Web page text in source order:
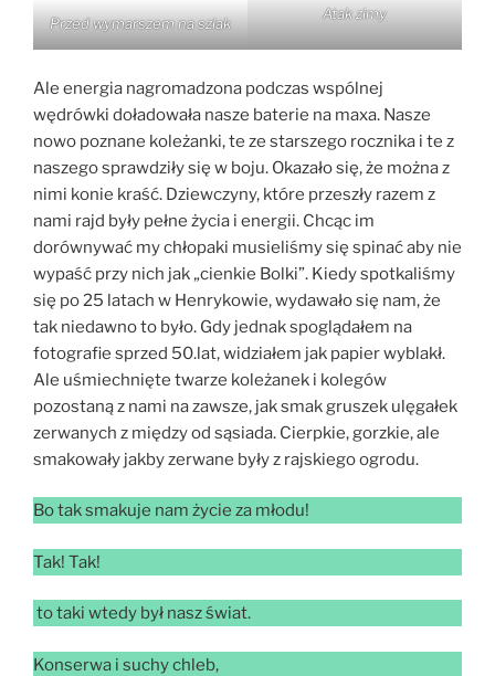
Przed wymarszem na szlak
Atak zimy
Ale energia nagromadzona podczas wspólnej
wędrówki doładowała nasze baterie na maxa. Nasze
nowo poznane koleżanki, te ze starszego rocznika i te z
naszego sprawdziły się w boju. Okazało się, że można z
nimi konie kraść. Dziewczyny, które przeszły razem z
nami rajd były pełne życia i energii. Chcąc im
dorównywać my chłopaki musieliśmy się spinać aby nie
wypaść przy nich jak „cienkie Bolki”. Kiedy spotkaliśmy
się po 25 latach w Henrykowie, wydawało się nam, że
tak niedawno to było. Gdy jednak spoglądałem na
fotografie sprzed 50.lat, widziałem jak papier wyblakł.
Ale uśmiechnięte twarze koleżanek i kolegów
pozostaną z nami na zawsze, jak smak gruszek ulęgałek
zerwanych z między od sąsiada. Cierpkie, gorzkie, ale
smakowały jakby zerwane były z rajskiego ogrodu.
Bo tak smakuje nam życie za młodu!
Tak! Tak!
to taki wtedy był nasz świat.
Konserwa i suchy chleb,